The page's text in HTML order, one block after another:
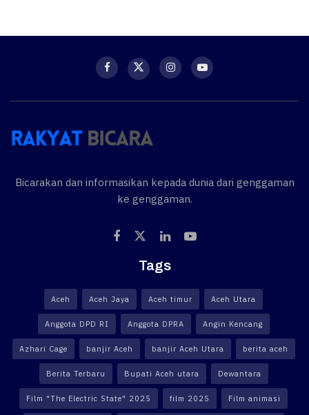
Bicarakan dan informasikan kepada dunia dari genggaman
ke genggaman.
Tags
Aceh Aceh Jaya Aceh timur Aceh Utara
Anggota DPD RI Anggota DPRA Angin Kencang
Azhari Cage banjir Aceh banjir Aceh Utara berita aceh
Berita Terbaru Bupati Aceh utara Dewantara
Film "The Electric State" 2025 film 2025 Film animasi